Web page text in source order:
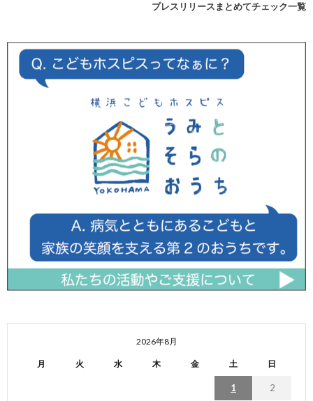
プレスリリースまとめてチェック一覧
2026年8月
月 火 水 木 金 土 日
1 2